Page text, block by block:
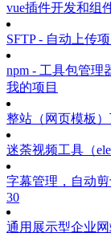
vue插件开发和组
SFTP - 自动上传
npm - 工具包管理
我的项目
整站（网页模板
迷荼视频工具（
字幕管理，自动
30
通用展示型企业